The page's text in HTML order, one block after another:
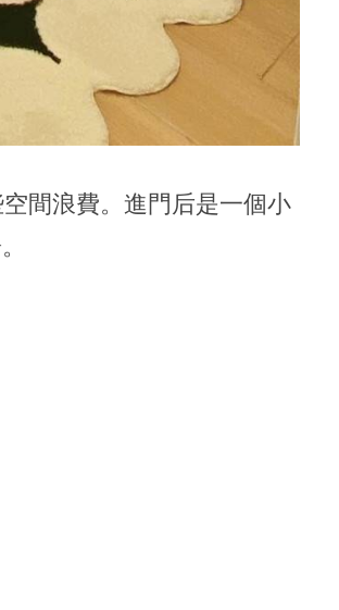
間浪費。進門后是一個小